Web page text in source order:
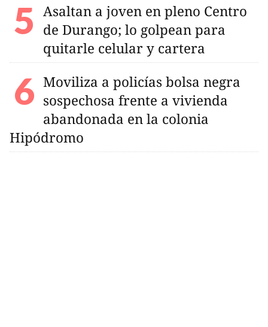
Asaltan a joven en pleno Centro
de Durango; lo golpean para
quitarle celular y cartera
Moviliza a policías bolsa negra
sospechosa frente a vivienda
abandonada en la colonia
Hipódromo